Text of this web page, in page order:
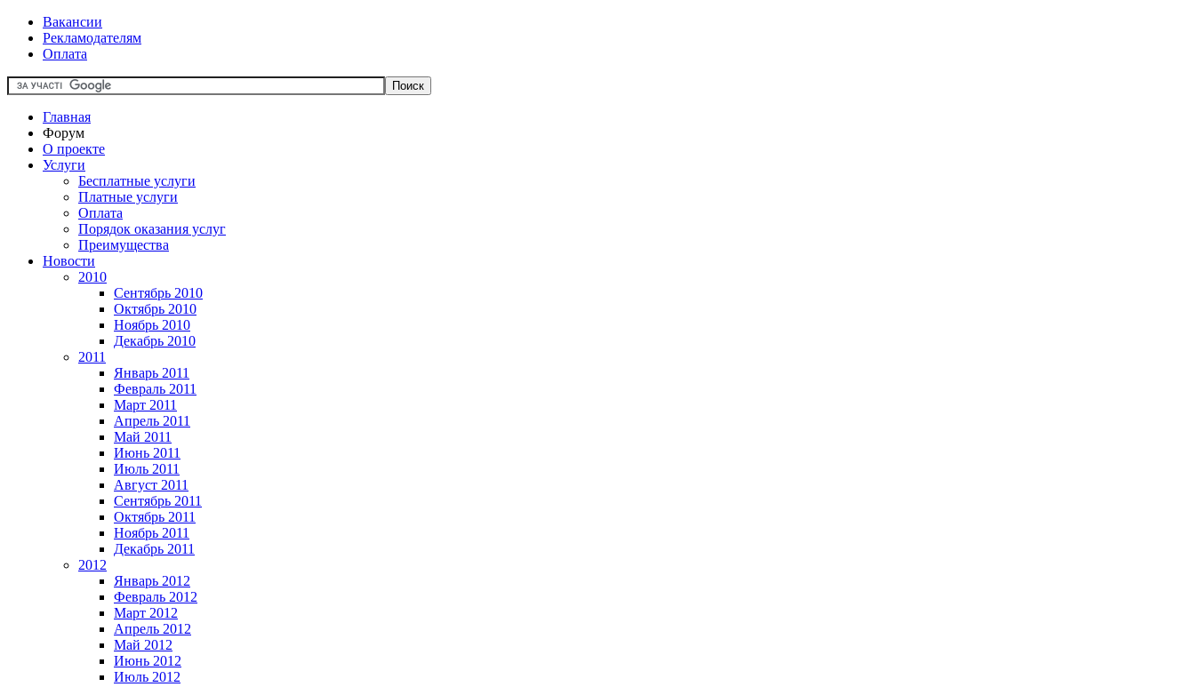
Вакансии
Рекламодателям
Оплата
Главная
Форум
О проекте
Услуги
Бесплатные услуги
Платные услуги
Оплата
Порядок оказания услуг
Преимущества
Новости
2010
Сентябрь 2010
Октябрь 2010
Ноябрь 2010
Декабрь 2010
2011
Январь 2011
Февраль 2011
Март 2011
Апрель 2011
Май 2011
Июнь 2011
Июль 2011
Август 2011
Сентябрь 2011
Октябрь 2011
Ноябрь 2011
Декабрь 2011
2012
Январь 2012
Февраль 2012
Март 2012
Апрель 2012
Май 2012
Июнь 2012
Июль 2012